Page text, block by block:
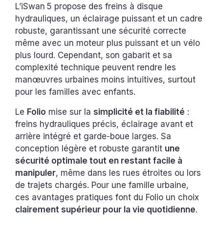
L’iSwan 5 propose des freins à disque
hydrauliques, un éclairage puissant et un cadre
robuste, garantissant une sécurité correcte
même avec un moteur plus puissant et un vélo
plus lourd. Cependant, son gabarit et sa
complexité technique peuvent rendre les
manœuvres urbaines moins intuitives, surtout
pour les familles avec enfants.
Le Folio mise sur lasimplicité et la fiabilité :
freins hydrauliques précis, éclairage avant et
arrière intégré et garde-boue larges. Sa
conception légère et robuste garantit une
sécurité optimale tout en restant facile à
manipuler, même dans les rues étroites ou lors
de trajets chargés. Pour une famille urbaine,
ces avantages pratiques font du Folio un choix
clairement supérieur pour la vie quotidienne.